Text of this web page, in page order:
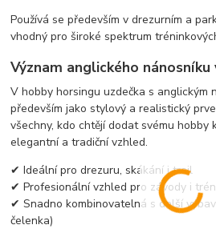
Používá se především v drezurním a
vhodný pro široké spektrum
Význam anglického
V hobby horsingu uzdečka s anglickým
především jako stylový a realistický
všechny, kdo chtějí dodat svému hobby
elegantní a tradiční vzhled.
✔ Ideální pro drezuru, skákání i trail
✔ Profesionální vzhled pro závody i
✔ Snadno kombinovatelná s další
čelenka)